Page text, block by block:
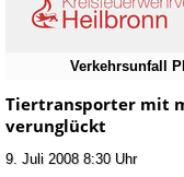
Verkehrsunfall
Tiertransporter mit
verunglückt
9. Juli 2008 8:30 Uhr